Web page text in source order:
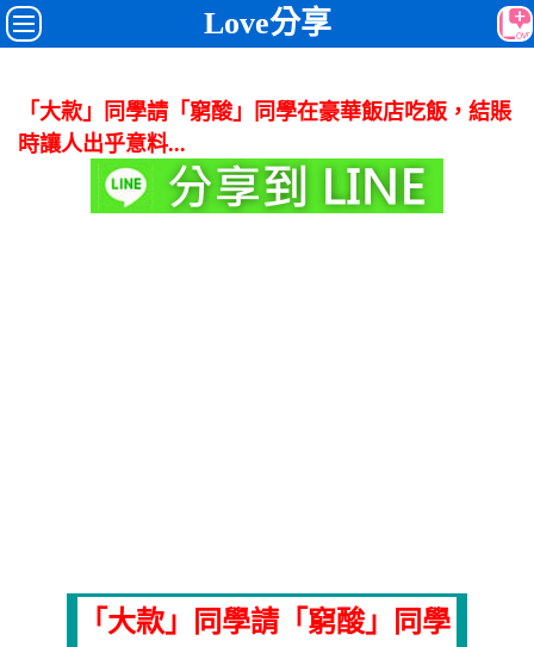
Love分享
「大款」同學請「窮酸」同學在豪華飯店吃飯，結賬
時讓人出乎意料...
「大款」同學請「窮酸」同學